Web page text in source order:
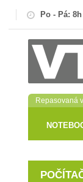
Po - Pá:
Repasovaná